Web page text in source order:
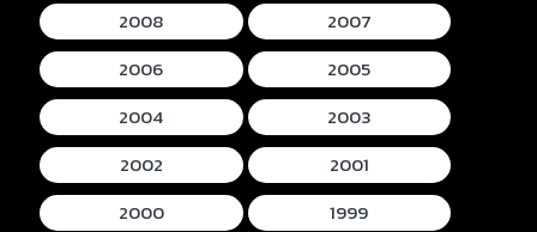
2008
2007
2006
2005
2004
2003
2002
2001
2000
1999